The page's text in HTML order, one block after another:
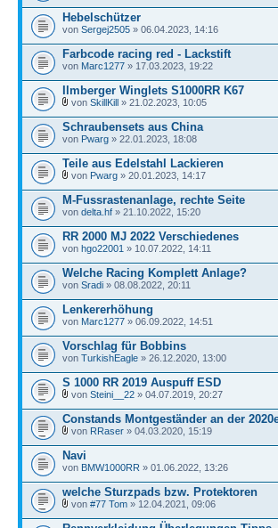
Hebelschützer
von Sergej2505 » 06.04.2023, 14:16
Farbcode racing red - Lackstift
von Marc1277 » 17.03.2023, 19:22
Ilmberger Winglets S1000RR K67
von SkillKill » 21.02.2023, 10:05
Schraubensets aus China
von Pwarg » 22.01.2023, 18:08
Teile aus Edelstahl Lackieren
von Pwarg » 20.01.2023, 14:17
M-Fussrastenanlage, rechte Seite
von delta.hf » 21.10.2022, 15:20
RR 2000 MJ 2022 Verschiedenes
von hgo22001 » 10.07.2022, 14:11
Welche Racing Komplett Anlage?
von Sradi » 08.08.2022, 20:11
Lenkererhöhung
von Marc1277 » 06.09.2022, 14:51
Vorschlag für Bobbins
von TurkishEagle » 26.12.2020, 13:00
S 1000 RR 2019 Auspuff ESD
von Steini__22 » 04.07.2019, 20:27
Constands Montgeständer an der
von RRaser » 04.03.2020, 15:19
Navi
von BMW1000RR » 01.06.2022, 13:26
welche Sturzpads bzw. Protektoren
von #77 Tom » 12.04.2021, 09:06